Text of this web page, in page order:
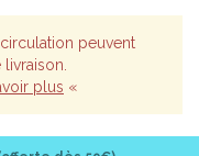
peuvent
plus «